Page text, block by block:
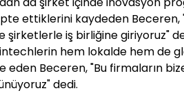
ettiklerini kaydeden
şirketlerle iş birliğine giriyoruz"
hem lokalde hem de
eden Beceren, "Bu firmaların
dedi.